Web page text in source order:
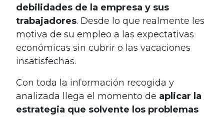
debilidades de la empresa y sus
trabajadores. Desde lo que realmente les
motiva de su empleo a las expectativas
económicas sin cubrir o las vacaciones
insatisfechas.
Con toda la información recogida y
analizada llega el momento de aplicar la
estrategia que solvente los problemas